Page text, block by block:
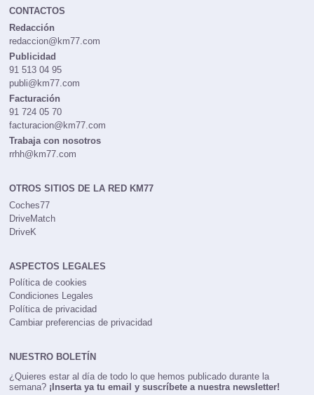
CONTACTOS
Redacción
redaccion@km77.com
Publicidad
91 513 04 95
publi@km77.com
Facturación
91 724 05 70
facturacion@km77.com
Trabaja con nosotros
rrhh@km77.com
OTROS SITIOS DE LA RED KM77
Coches77
DriveMatch
DriveK
ASPECTOS LEGALES
Política de cookies
Condiciones Legales
Política de privacidad
Cambiar preferencias de privacidad
NUESTRO BOLETÍN
¿Quieres estar al día de todo lo que hemos publicado durante la
semana? ¡Inserta ya tu email y suscríbete a nuestra newsletter!